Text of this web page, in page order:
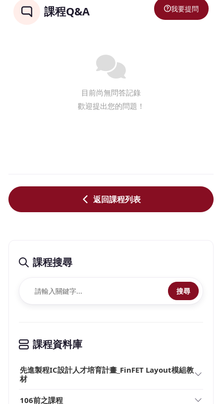
課程Q&A 我要提問
目前尚無問答記錄
歡迎提出您的問題！
返回課程列表
課程搜尋
搜尋
課程資料庫
先進製程IC設計人才培育計畫_FinFET Layout模組教
材
106前之課程